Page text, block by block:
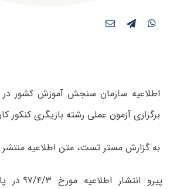
اطلاعیه سازمان سنجش آموزش کشور
برگزاری آزمون عملی رشته بازیگری کنکور کارشناسی
به گزارش مستر تست، متن اطلاعیه
پیرو